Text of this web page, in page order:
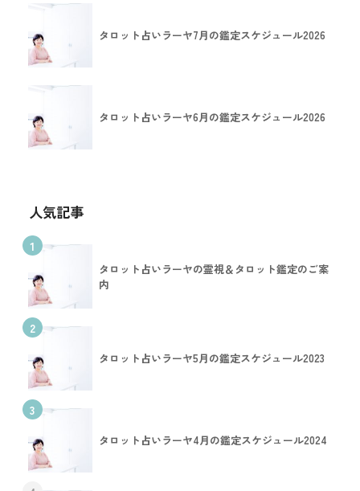
タロット占いラーヤ7月の鑑定スケジュール2026
タロット占いラーヤ6月の鑑定スケジュール2026
人気記事
1
タロット占いラーヤの霊視＆タロット鑑定のご案
内
2
タロット占いラーヤ5月の鑑定スケジュール2023
3
タロット占いラーヤ4月の鑑定スケジュール2024